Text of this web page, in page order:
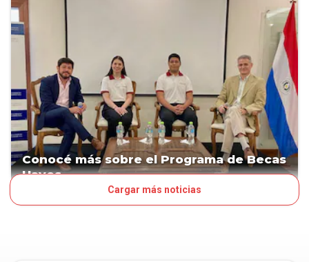
Conocé más sobre el Programa de Becas
Hayes
TERCER SECTORCargar más noticias